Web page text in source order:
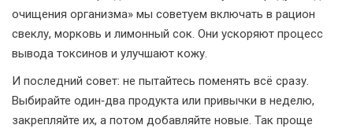
очищения организма» мы советуем включать в рацион
свеклу, морковь и лимонный сок. Они ускоряют процесс
вывода токсинов и улучшают кожу.
И последний совет: не пытайтесь поменять всё сразу.
Выбирайте один‑два продукта или привычки в неделю,
закрепляйте их, а потом добавляйте новые. Так проще